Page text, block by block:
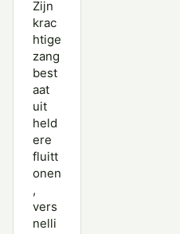
Zijn
krac
htige
zang
best
aat
uit
held
ere
fluitt
onen
,
vers
nelli